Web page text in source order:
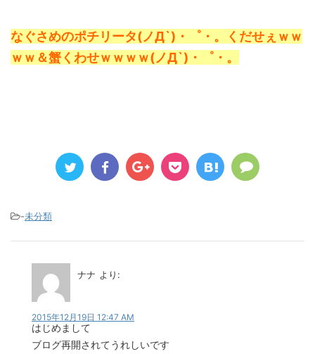
なぐさめのポチリータ(ノД`)・゜・。くだせぇｗｗ
ｗｗ＆蟹くわせｗｗｗｗ(ノД`)・゜・。
-未分類
ナナ より:
2015年12月19日 12:47 AM
はじめまして
ブログ再開されてうれしいです